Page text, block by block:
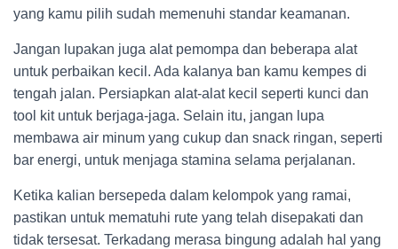
yang kamu pilih sudah memenuhi standar keamanan.
Jangan lupakan juga alat pemompa dan beberapa alat
untuk perbaikan kecil. Ada kalanya ban kamu kempes di
tengah jalan. Persiapkan alat-alat kecil seperti kunci dan
tool kit untuk berjaga-jaga. Selain itu, jangan lupa
membawa air minum yang cukup dan snack ringan, seperti
bar energi, untuk menjaga stamina selama perjalanan.
Ketika kalian bersepeda dalam kelompok yang ramai,
pastikan untuk mematuhi rute yang telah disepakati dan
tidak tersesat. Terkadang merasa bingung adalah hal yang